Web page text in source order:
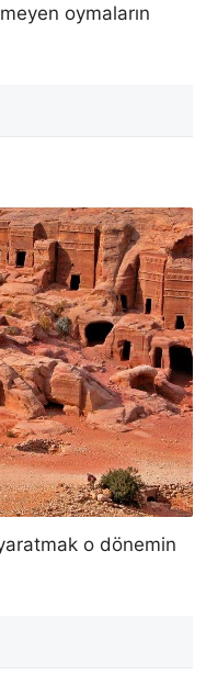
oymaların
o dönemin